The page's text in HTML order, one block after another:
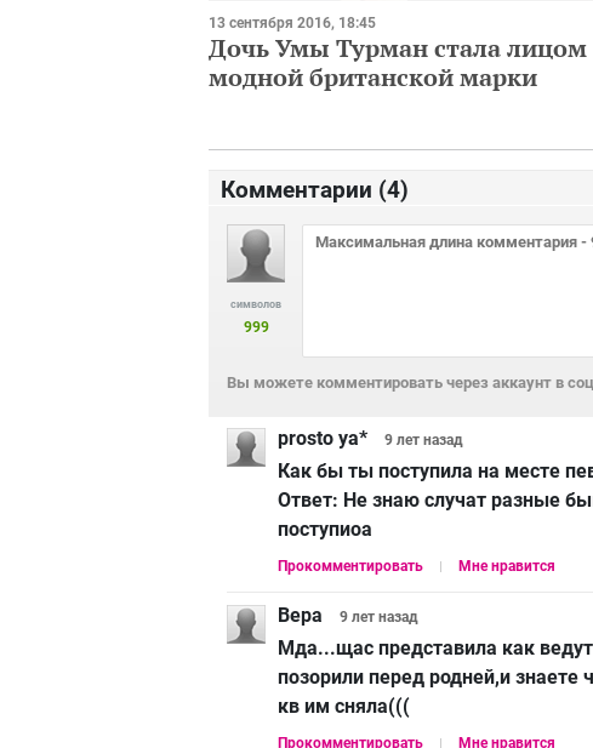
13 сентября 2016, 18:45
Дочь Умы Турман стала лицом
модной британской марки
Комментарии (4)
символов
999
Вы можете комментировать через аккаунт в
prosto ya* 9 лет назад
Как бы ты поступила на месте
Ответ: Не знаю случат разные
поступиоа
Прокомментировать Мне нравится
Вера 9 лет назад
Мда...щас представила как
позорили перед родней,и
кв им сняла(((
Прокомментировать Мне нравится